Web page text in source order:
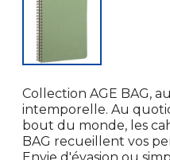
Collection AGE BAG,
intemporelle. Au
bout du monde, les
BAG recueillent vos